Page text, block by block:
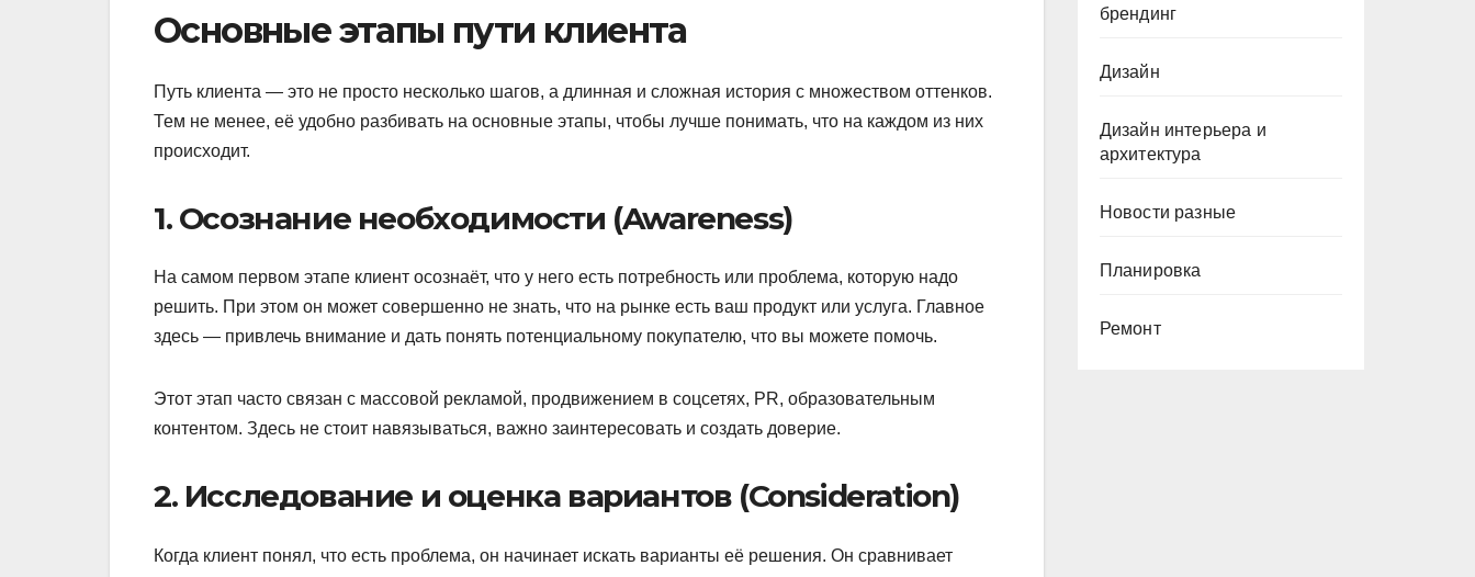
Основные этапы пути клиента
Путь клиента — это не просто несколько шагов, а длинная и сложная история с множеством оттенков.
Тем не менее, её удобно разбивать на основные этапы, чтобы лучше понимать, что на каждом из них
происходит.
1. Осознание необходимости (Awareness)
На самом первом этапе клиент осознаёт, что у него есть потребность или проблема, которую надо
решить. При этом он может совершенно не знать, что на рынке есть ваш продукт или услуга. Главное
здесь — привлечь внимание и дать понять потенциальному покупателю, что вы можете помочь.
Этот этап часто связан с массовой рекламой, продвижением в соцсетях, PR, образовательным
контентом. Здесь не стоит навязываться, важно заинтересовать и создать доверие.
2. Исследование и оценка вариантов (Consideration)
Когда клиент понял, что есть проблема, он начинает искать варианты её решения. Он сравнивает
брендинг
Дизайн
Дизайн интерьера и
архитектура
Новости разные
Планировка
Ремонт